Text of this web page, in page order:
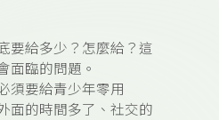
要給多少？怎麼給？這
面臨的問題。
須要給青少年零用
面的時間多了、社交的